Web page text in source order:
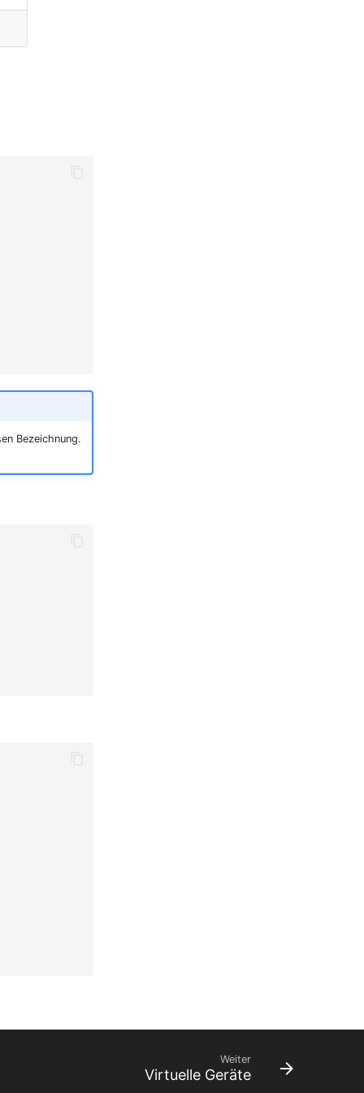
Bezeichnung.
Weiter
Virtuelle Geräte